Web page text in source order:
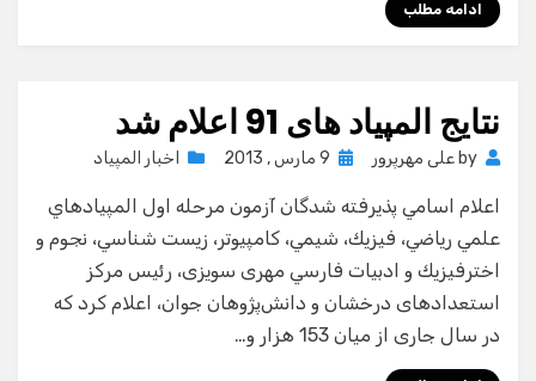
ادامه مطلب
نتایج المپیاد های 91 اعلام شد
by علی مهرپرور
Posted
9 مارس , 2013 اخبار المپیاد
اعلام اسامي پذيرفته شدگان آزمون مرحله اول المپيادهاي
علمي رياضي، فيزيك، شيمي، كامپيوتر، زيست شناسي، نجوم و
اخترفيزيك و ادبيات فارسي مهری سویزی، رئیس مرکز
استعدادهای درخشان و دانش‌پژوهان جوان، اعلام کرد که
در سال جاری از میان 153 هزار و…